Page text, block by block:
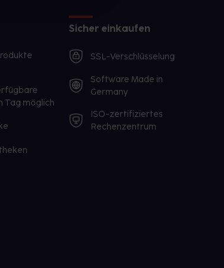
Tag möglich
Sicher einkaufen
SSL-Verschlüsselung
Software Made in
Germany
ISO-zertifiziertes
Rechenzentrum